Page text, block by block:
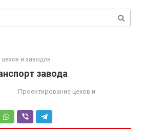
цехов и заводов
завода
Проектирование цехов и